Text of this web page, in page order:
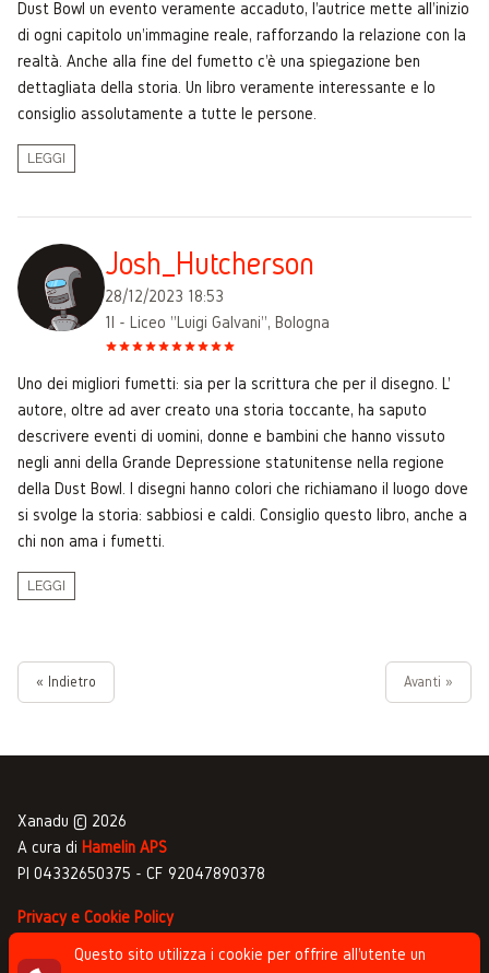
Dust Bowl un evento veramente accaduto, l'autrice mette all'inizio
di ogni capitolo un'immagine reale, rafforzando la relazione con la
realtà. Anche alla fine del fumetto c'è una spiegazione ben
dettagliata della storia. Un libro veramente interessante e lo
consiglio assolutamente a tutte le persone.
LEGGI
Josh_Hutcherson
28/12/2023 18:53
1I - Liceo "Luigi Galvani", Bologna
Uno dei migliori fumetti: sia per la scrittura che per il disegno. L'
autore, oltre ad aver creato una storia toccante, ha saputo
descrivere eventi di uomini, donne e bambini che hanno vissuto
negli anni della Grande Depressione statunitense nella regione
della Dust Bowl. I disegni hanno colori che richiamano il luogo dove
si svolge la storia: sabbiosi e caldi. Consiglio questo libro, anche a
chi non ama i fumetti.
LEGGI
« Indietro Avanti »
Xanadu © 2026
A cura di Hamelin APS
PI 04332650375 - CF 92047890378
Privacy e Cookie Policy
Gestione commenti
Questo sito utilizza i cookie per offrire all'utente un